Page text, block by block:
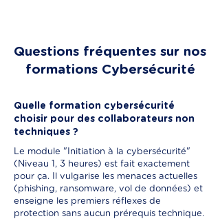
Questions fréquentes sur nos
formations Cybersécurité
Quelle formation cybersécurité
choisir pour des collaborateurs non
techniques ?
Le module "Initiation à la cybersécurité"
(Niveau 1, 3 heures) est fait exactement
pour ça. Il vulgarise les menaces actuelles
(phishing, ransomware, vol de données) et
enseigne les premiers réflexes de
protection sans aucun prérequis technique.